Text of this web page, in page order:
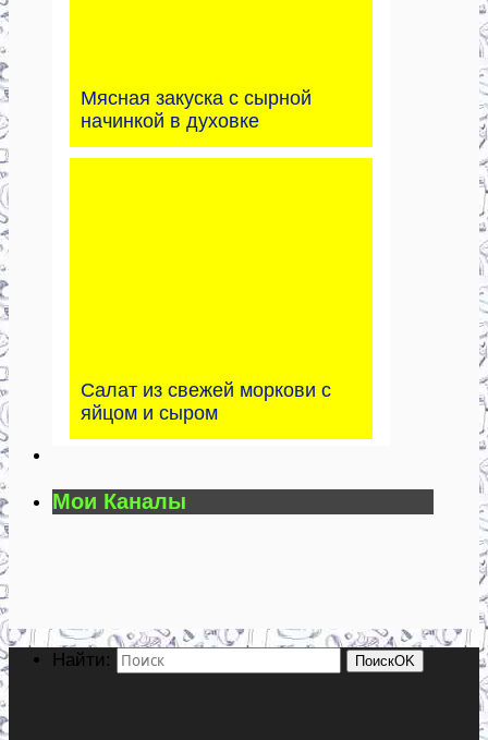
Мясная закуска с сырной
начинкой в духовке
Салат из свежей моркови с
яйцом и сыром
Мои Каналы
Найти: ПоискOK